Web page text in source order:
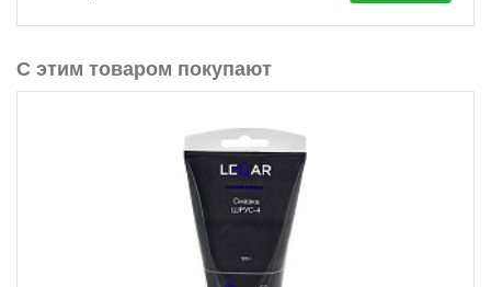
С этим товаром покупают